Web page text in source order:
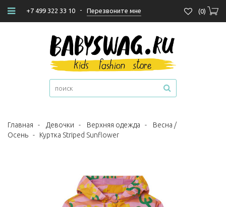
+7 499 322 33 10 - Перезвоните мне (0)
Главная - Девочки - Верхняя одежда - Весна /
Осень - Куртка Striped Sunflower